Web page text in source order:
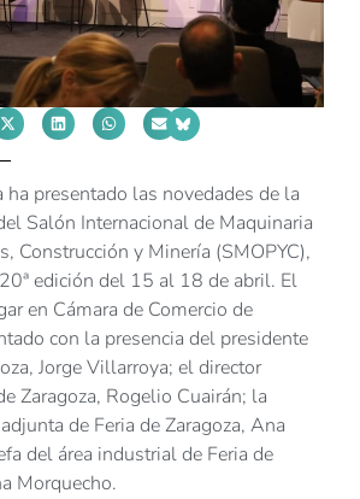
ha presentado las novedades de la
Salón Internacional de Maquinaria
Construcción y Minería (SMOPYC),
edición del 15 al 18 de abril. El
en Cámara de Comercio de
con la presencia del presidente
Jorge Villarroya; el director
Zaragoza, Rogelio Cuairán; la
de Feria de Zaragoza, Ana
del área industrial de Feria de
Morquecho.